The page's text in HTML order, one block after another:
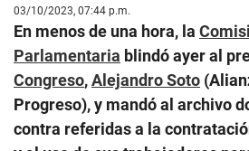
03/10/2023, 07:44 p.m.
En menos de una hora, la
Parlamentaria blindó ayer al
Congreso,Alejandro Soto
Progreso), y mandó al archivo
contra referidas a la